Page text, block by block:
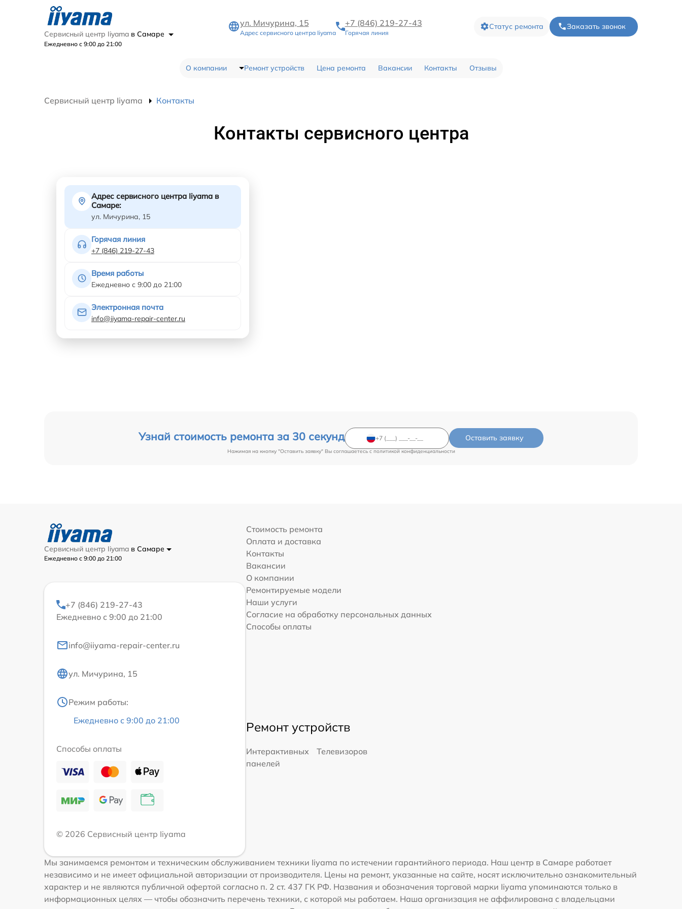
Сервисный центр Iiyama в Самаре
Ежедневно с 9:00 до 21:00
ул. Мичурина, 15
Адрес сервисного центра Iiyama
+7 (846) 219-27-43
Горячая линия
Статус ремонта Заказать звонок
О компании Ремонт устройств Цена ремонта Вакансии Контакты Отзывы
Сервисный центр Iiyama Контакты
Контакты сервисного центра
Адрес сервисного центра Iiyama в
Самаре:
ул. Мичурина, 15
Горячая линия
+7 (846) 219-27-43
Время работы
Ежедневно с 9:00 до 21:00
Электронная почта
info@iiyama-repair-center.ru
Узнай стоимость ремонта за 30 секунд Оставить заявку
Нажимая на кнопку "Оставить заявку" Вы соглашаетесь cполитикой конфиденциальности
Сервисный центр Iiyama в Самаре
Ежедневно с 9:00 до 21:00
+7 (846) 219-27-43
Ежедневно с 9:00 до 21:00
info@iiyama-repair-center.ru
ул. Мичурина, 15
Режим работы:
Ежедневно с 9:00 до 21:00
Способы оплаты
© 2026 Сервисный центр Iiyama
Стоимость ремонта
Оплата и доставка
Контакты
Вакансии
О компании
Ремонтируемые модели
Наши услуги
Согласие на обработку персональных данных
Способы оплаты
Ремонт устройств
Интерактивных
панелей
Телевизоров
Мы занимаемся ремонтом и техническим обслуживанием техники Iiyama по истечении гарантийного периода. Наш центр в Самаре работает
независимо и не имеет официальной авторизации от производителя. Цены на ремонт, указанные на сайте, носят исключительно ознакомительный
характер и не являются публичной офертой согласно п. 2 ст. 437 ГК РФ. Названия и обозначения торговой марки Iiyama упоминаются только в
информационных целях — чтобы обозначить перечень техники, с которой мы работаем. Наша организация не аффилирована с владельцами